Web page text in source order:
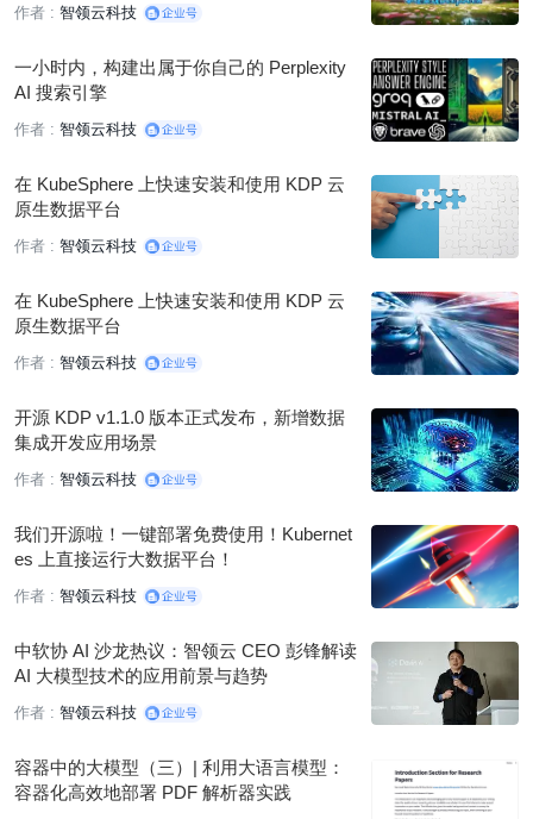
作者 : 智领云科技
一小时内，构建出属于你自己的 Perplexity
AI 搜索引擎
作者 : 智领云科技
在 KubeSphere 上快速安装和使用 KDP 云
原生数据平台
作者 : 智领云科技
在 KubeSphere 上快速安装和使用 KDP 云
原生数据平台
作者 : 智领云科技
开源 KDP v1.1.0 版本正式发布，新增数据
集成开发应用场景
作者 : 智领云科技
我们开源啦！一键部署免费使用！Kubernet
es 上直接运行大数据平台！
作者 : 智领云科技
中软协 AI 沙龙热议：智领云 CEO 彭锋解读
AI 大模型技术的应用前景与趋势
作者 : 智领云科技
容器中的大模型（三）| 利用大语言模型：
容器化高效地部署 PDF 解析器实践